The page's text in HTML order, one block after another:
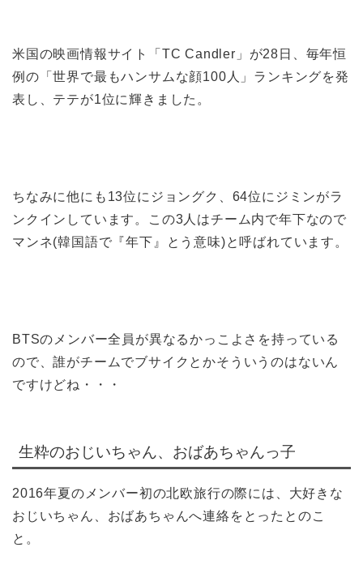
米国の映画情報サイト「TC Candler」が28日、毎年恒
例の「世界で最もハンサムな顔100人」ランキングを発
表し、テテが1位に輝きました。
ちなみに他にも13位にジョングク、64位にジミンがラ
ンクインしています。この3人はチーム内で年下なので
マンネ(韓国語で『年下』とう意味)と呼ばれています。
BTSのメンバー全員が異なるかっこよさを持っている
ので、誰がチームでブサイクとかそういうのはないん
ですけどね・・・
生粋のおじいちゃん、おばあちゃんっ子
2016年夏のメンバー初の北欧旅行の際には、大好きな
おじいちゃん、おばあちゃんへ連絡をとったとのこ
と。